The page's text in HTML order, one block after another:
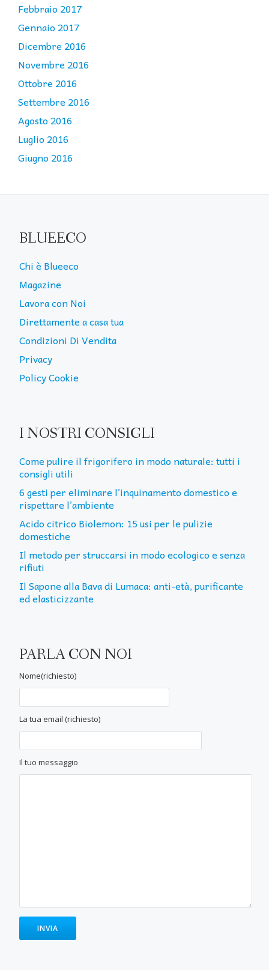
Febbraio 2017
Gennaio 2017
Dicembre 2016
Novembre 2016
Ottobre 2016
Settembre 2016
Agosto 2016
Luglio 2016
Giugno 2016
BLUEECO
Chi è Blueeco
Magazine
Lavora con Noi
Direttamente a casa tua
Condizioni Di Vendita
Privacy
Policy Cookie
I NOSTRI CONSIGLI
Come pulire il frigorifero in modo naturale: tutti i
consigli utili
6 gesti per eliminare l’inquinamento domestico e
rispettare l’ambiente
Acido citrico Biolemon: 15 usi per le pulizie
domestiche
Il metodo per struccarsi in modo ecologico e senza
rifiuti
Il Sapone alla Bava di Lumaca: anti-età, purificante
ed elasticizzante
PARLA CON NOI
Nome(richiesto)
La tua email (richiesto)
Il tuo messaggio